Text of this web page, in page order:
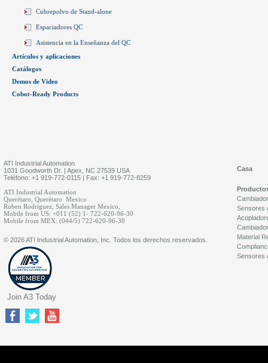
Cubrepolvo de Stand-alone
Espaciadores QC
Asistencia en la Enseñanza del QC
Artículos y aplicaciones
Catálogos
Demos de Video
Cobot-Ready Products
ATI Industrial Automation
1031 Goodworth Dr. | Apex, NC 27539 USA
Teléfono: +1 919-772-0115 | Fax: +1 919-772-8259
ATI Industrial Automation
Querétaro, Querétaro Mexico
Ruben Rodriguez, Sales Manager Mexico,
Mobile from US: +011 (52) 1- 722-620-96-30
Mobile from MEX: (044/5) 722-620-96-30
Casa
Sensores
Material
Sensores
© 2026 ATI Industrial Automation, Inc. Todos los derechos reservados.
Join A3 Today